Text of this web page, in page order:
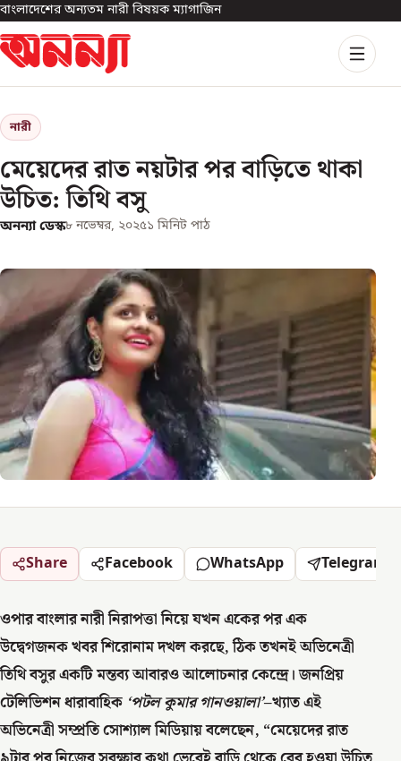
বাংলাদেশের অন্যতম নারী বিষয়ক ম্যাগাজিন
নারী
মেয়েদের রাত নয়টার পর বাড়িতে থাকা
উচিত: তিথি বসু
অনন্যা ডেস্ক৮ নভেম্বর, ২০২৫১ মিনিট পাঠ
Share Facebook WhatsApp Telegram
ওপার বাংলার নারী নিরাপত্তা নিয়ে যখন একের পর এক
উদ্বেগজনক খবর শিরোনাম দখল করছে, ঠিক তখনই অভিনেত্রী
তিথি বসুর একটি মন্তব্য আবারও আলোচনার কেন্দ্রে। জনপ্রিয়
টেলিভিশন ধারাবাহিক ‘পটল কুমার গানওয়ালা’–খ্যাত এই
অভিনেত্রী সম্প্রতি সোশ্যাল মিডিয়ায় বলেছেন, “মেয়েদের রাত